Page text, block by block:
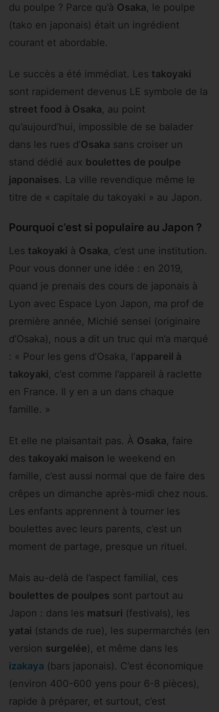
du poulpe ? Parce qu’à Osaka, le poulpe
(tako en japonais) était un ingrédient
courant et abordable.
Le succès a été immédiat. Les takoyaki
sont rapidement devenus LE symbole de la
street food à Osaka, au point
qu’aujourd’hui, impossible de se balader
dans les rues d’Osaka sans croiser un
stand dédié aux boulettes de poulpe
japonaises. La ville revendique même le
titre de « capitale du takoyaki » au Japon.
Pourquoi c’est si populaire au Japon ?
Les takoyaki à Osaka, c’est une institution.
Pour vous donner une idée : en 2019,
quand je prenais des cours de japonais à
Lyon avec Espace Lyon Japon, ma prof de
première année, Michié sensei (originaire
d’Osaka), nous a dit un truc qui m’a marqué
: « Pour les gens d’Osaka, l’appareil à
takoyaki, c’est comme l’appareil à raclette
en France. Il y en a un dans chaque
famille. »
Et elle ne plaisantait pas. À Osaka, faire
des takoyaki maison le weekend en
famille, c’est aussi normal que de faire des
crêpes un dimanche après-midi chez nous.
Les enfants apprennent à tourner les
boulettes avec leurs parents, c’est un
moment de partage, presque un rituel.
Mais au-delà de l’aspect familial, ces
boulettes de poulpes sont partout au
Japon : dans les matsuri (festivals), les
yatai (stands de rue), les supermarchés (en
version surgelée), et même dans les
izakaya (bars japonais). C’est économique
(environ 400-600 yens pour 6-8 pièces),
rapide à préparer, et surtout, c’est